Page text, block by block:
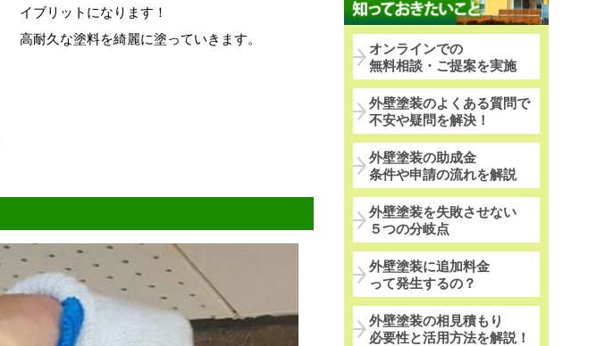
イブリットになります！
高耐久な塗料を綺麗に塗っていきます。
オンラインでの
無料相談・ご提案を実施
外壁塗装のよくある質問で
不安や疑問を解決！
外壁塗装の助成金
条件や申請の流れを解説
外壁塗装を失敗させない
５つの分岐点
外壁塗装に追加料金
って発生するの？
外壁塗装の相見積もり
必要性と活用方法を解説！